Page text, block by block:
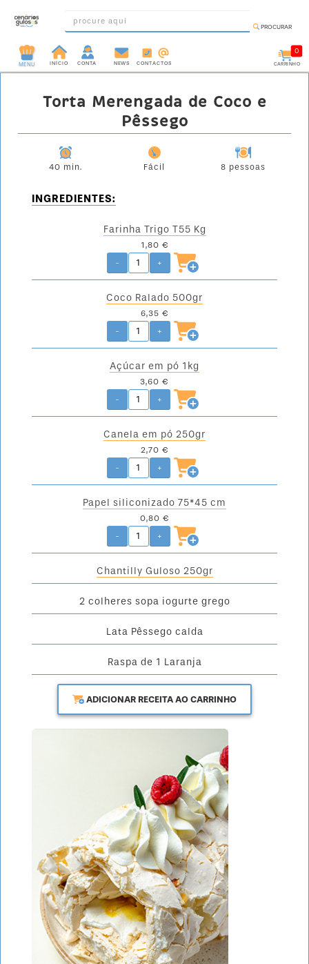
PRÉ-
MOLDES
UTENSÍLIOS
PROCURAR
MENU INÍCIO CONTA NEWS CONTACTOS
0
CARRINHO
Torta Merengada de Coco e
Pêssego
40 min. Fácil 8 pessoas
INGREDIENTES:
Farinha Trigo T55 Kg
1,80 €
- +
Coco Ralado 500gr
6,35 €
- +
Açúcar em pó 1kg
3,60 €
- +
Canela em pó 250gr
2,70 €
- +
Papel siliconizado 75*45 cm
0,80 €
- +
Chantilly Guloso 250gr
2 colheres sopa iogurte grego
Lata Pêssego calda
Raspa de 1 Laranja
ADICIONAR RECEITA AO CARRINHO